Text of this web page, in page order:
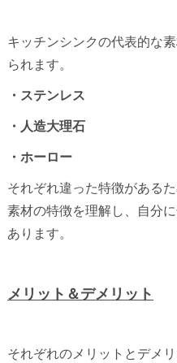
キッチンシンクの代表的な
られます。
・ステンレス
・人造大理石
・ホーロー
それぞれ違った特徴がある
素材の特徴を理解し、自分
あります。
メリット＆デメリット
それぞれのメリットとデメ